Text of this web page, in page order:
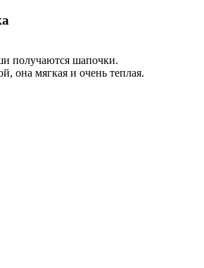
получаются шапочки.
она мягкая и очень теплая.